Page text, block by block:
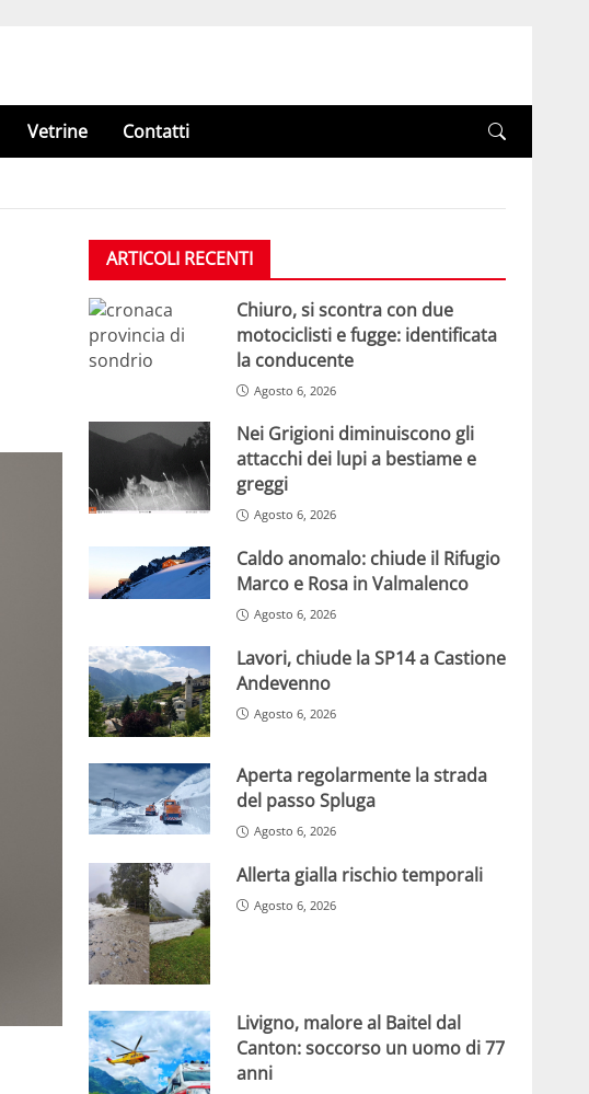
Vetrine Contatti
ARTICOLI RECENTI
Chiuro, si scontra con due
motociclisti e fugge: identificata
la conducente
Agosto 6, 2026
Nei Grigioni diminuiscono gli
attacchi dei lupi a bestiame e
greggi
Agosto 6, 2026
Caldo anomalo: chiude il Rifugio
Marco e Rosa in Valmalenco
Agosto 6, 2026
Lavori, chiude la SP14 a Castione
Andevenno
Agosto 6, 2026
Aperta regolarmente la strada
del passo Spluga
Agosto 6, 2026
Allerta gialla rischio temporali
Agosto 6, 2026
Livigno, malore al Baitel dal
Canton: soccorso un uomo di 77
anni